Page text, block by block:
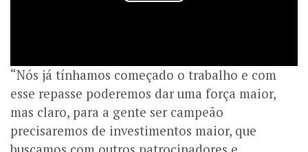
“Nós já tínhamos começado o trabalho e com
esse repasse poderemos dar uma força maior,
mas claro, para a gente ser campeão
precisaremos de investimentos maior, que